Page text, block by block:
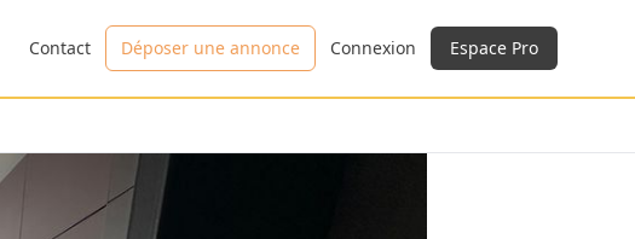
Contact Déposer une annonce Connexion Espace Pro